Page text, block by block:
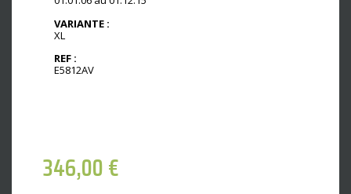
VARIANTE :
XL
REF :
E5812AV
346,00€